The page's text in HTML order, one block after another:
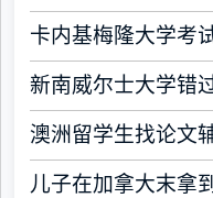
卡内基梅隆大学考
新南威尔士大学错
澳洲留学生找论文